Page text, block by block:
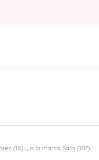
(18) y a la marca Saro (107).